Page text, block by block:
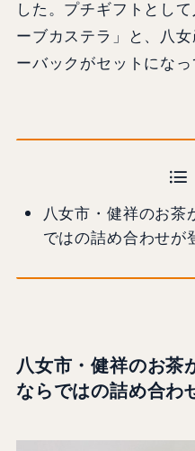
した。プチギフトとし
ーブカステラ」と、八
ーバックがセットになっ
八女市・健祥のお
ではの詰め合わせが
八女市・健祥のお
ならではの詰め合わ